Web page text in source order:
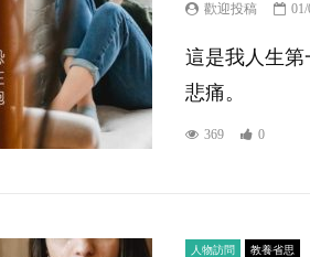
歡迎投稿
這是我人生
悲痛。
369 0
人物訪問 教養省思